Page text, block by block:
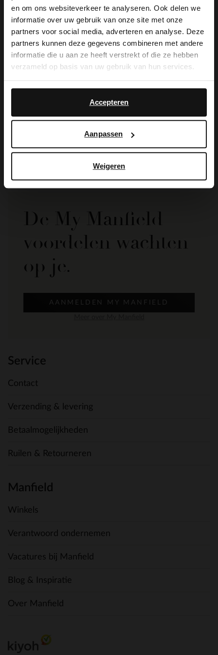
en om ons websiteverkeer te analyseren. Ook delen we
informatie over uw gebruik van onze site met onze
partners voor social media, adverteren en analyse. Deze
partners kunnen deze gegevens combineren met andere
informatie die u aan ze heeft verstrekt of die ze hebben
verzameld op basis van uw gebruik van hun services.
Accepteren
Aanpassen
Weigeren
in de schoen, dan zijn de schoenen nog
warm en vormbaar.
Alles over dit product
Maattabel
Bezorgen & retour
De My Manfield
voordelen wachten
op je.
AANMELDEN MY MANFIELD
Service
Contact
Verzending & levering
Betaalmogelijkheden
Ruilen & Retourneren
Manfield
Winkels
Verantwoord ondernemen
Vacatures bij Manfield
Blog & Inspiratie
Over Manfield
×
View this website in English?
It looks like your language isn't Dutch. Would
you like to switch to English?
English